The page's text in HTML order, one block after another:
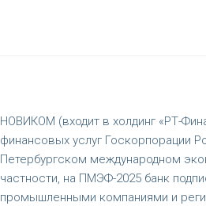
НОВИКОМ (входит в холдинг «РТ-
финансовых услуг Госкорпорации
Петербургском международном
частности, на ПМЭФ-2025 банк
промышленными компаниями и